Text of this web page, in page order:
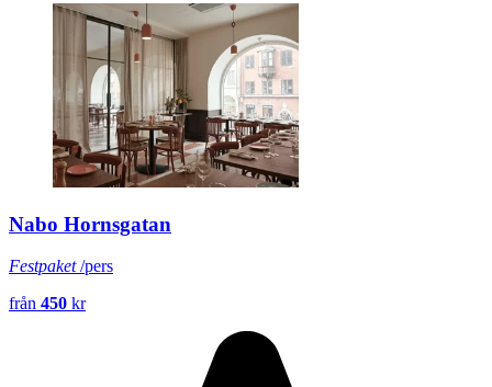
Nabo Hornsgatan
Festpaket/pers
från 450 kr